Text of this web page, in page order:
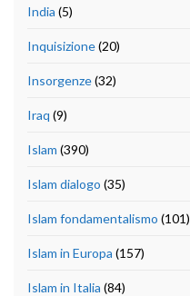
India (5)
Inquisizione(20)
Insorgenze(32)
Iraq (9)
Islam (390)
Islam dialogo (35)
Islam fondamentalismo (101)
Islam in Europa (157)
Islam in Italia (84)